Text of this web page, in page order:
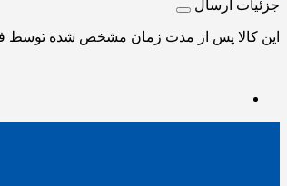
جزئیات ارسال
این کالا پس از مدت زمان مشخص شده توسط